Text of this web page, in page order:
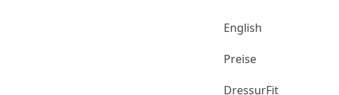
English
Preise
DressurFit